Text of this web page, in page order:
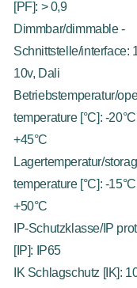
[PF]: > 0,9
Dimmbar/dimmable -
Schnittstelle/interface:
10v, Dali
Betriebstemperatur/
temperature [°C]: -
+45°C
Lagertemperatur/
temperature [°C]: -
+50°C
IP-Schutzklasse/IP
[IP]: IP65
IK Schlagschutz [IK]: